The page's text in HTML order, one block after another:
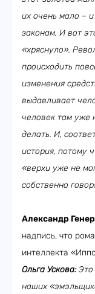
их очень мало –
законам. И вот
«хряснуло».
происходить
изменения
выдавливает
человек там уже
делать. И,
история, потому
«верхи уже не
собственно
Александр
надпись, что
интеллекта
Ольга Ускова:Это
наших